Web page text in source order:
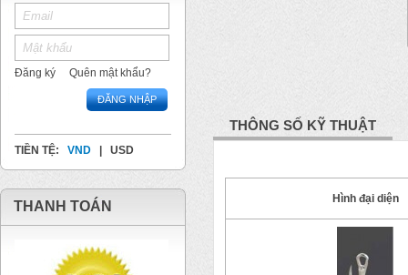
Đăng ký Quên mật khẩu?
ĐĂNG NHẬP
TIỀN TỆ: VND USD
THANH TOÁN
THÔNG SỐ KỸ THUẬT
Hình đại diện